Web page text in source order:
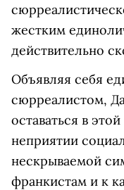
жестким
действительно
Объявляя себя
сюрреалистом,
оставаться в
неприятии
нескрываемой
франкистам и к